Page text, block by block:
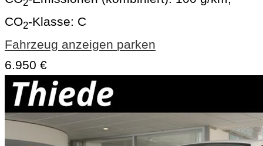
2
CO2-Klasse: C
Fahrzeug anzeigen parken
6.950 €